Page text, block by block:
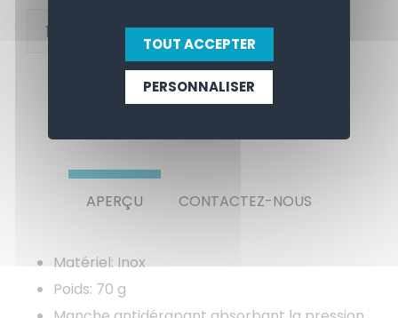
AJOUTER AU PANIER
APERÇU CONTACTEZ-NOUS
Matériel: Inox
Poids: 70 g
TOUT ACCEPTER
PERSONNALISER